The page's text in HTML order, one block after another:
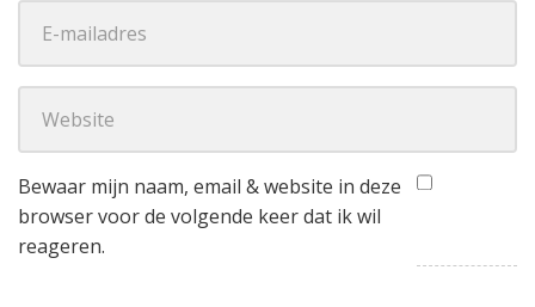
Bewaar mijn naam, email & website in deze
browser voor de volgende keer dat ik wil
reageren.